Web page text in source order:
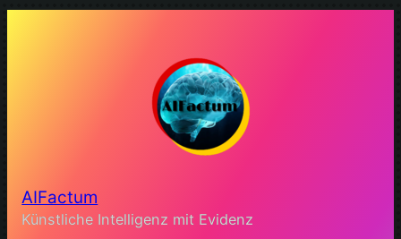
AIFactum
Künstliche Intelligenz mit Evidenz